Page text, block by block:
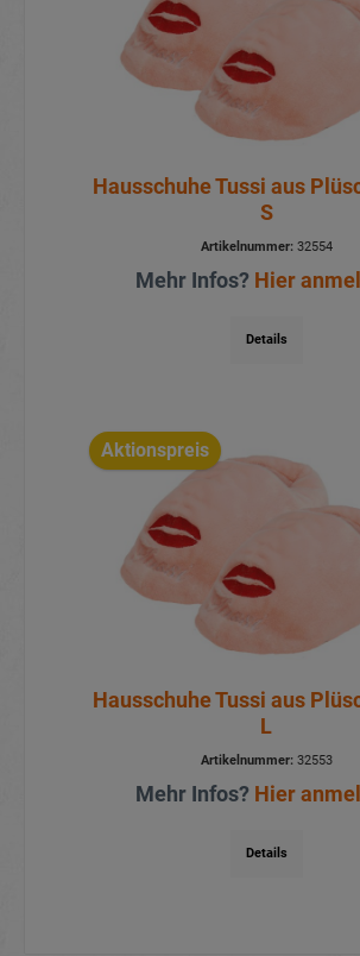
Hausschuhe Tussi aus
S
Artikelnummer:32554
Mehr Infos? Hier
Details
Aktionspreis
Hausschuhe Tussi aus
L
Artikelnummer:32553
Mehr Infos? Hier
Details